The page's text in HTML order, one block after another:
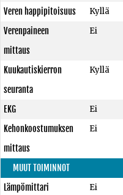
Veren happipitoisuus
Kyllä
Verenpaineen
mittaus
Ei
Kuukautiskierron
seuranta
Kyllä
EKG Ei
Kehonkoostumuksen
mittaus
Ei
MUUT TOIMINNOT
Lämpömittari
Ei